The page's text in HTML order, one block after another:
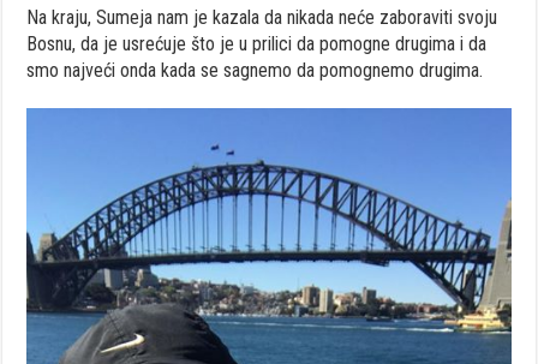
Na kraju, Sumeja nam je kazala da nikada neće zaboraviti svoju
Bosnu, da je usrećuje što je u prilici da pomogne drugima i da
smo najveći onda kada se sagnemo da pomognemo drugima.